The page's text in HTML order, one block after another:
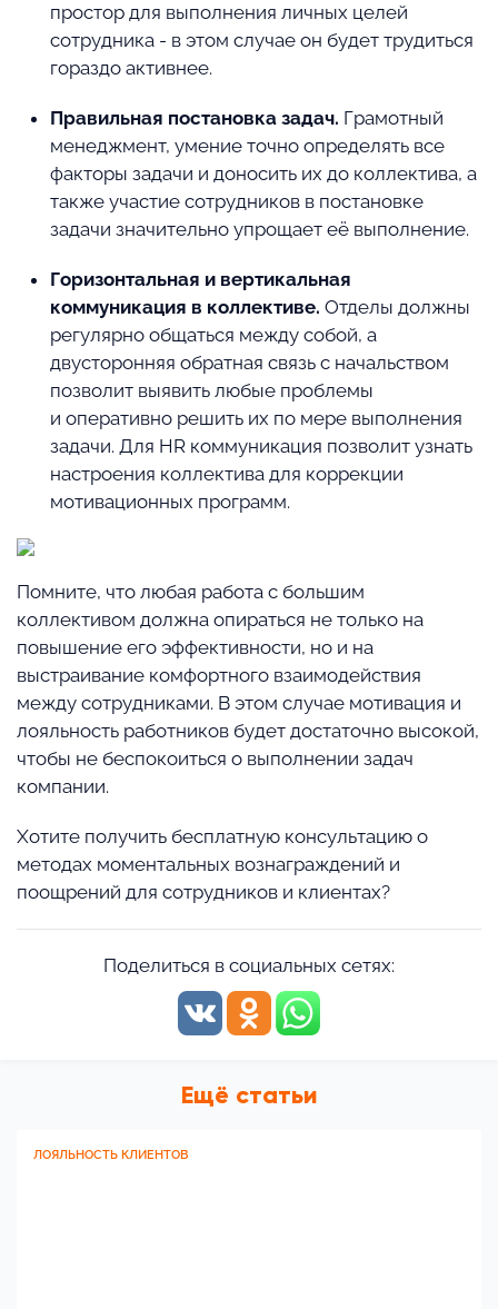
простор для выполнения личных целей
сотрудника - в этом случае он будет трудиться
гораздо активнее.
Правильная постановка задач. Грамотный
менеджмент, умение точно определять все
факторы задачи и доносить их до коллектива, а
также участие сотрудников в постановке
задачи значительно упрощает её выполнение.
Горизонтальная и вертикальная
коммуникация в коллективе. Отделы должны
регулярно общаться между собой, а
двусторонняя обратная связь с начальством
позволит выявить любые проблемы
и оперативно решить их по мере выполнения
задачи. Для HR коммуникация позволит узнать
настроения коллектива для коррекции
мотивационных программ.
Помните, что любая работа с большим
коллективом должна опираться не только на
повышение его эффективности, но и на
выстраивание комфортного взаимодействия
между сотрудниками. В этом случае мотивация и
лояльность работников будет достаточно высокой,
чтобы не беспокоиться о выполнении задач
компании.
Хотите получить бесплатную консультацию о
методах моментальных вознаграждений и
поощрений для сотрудников и клиентах?
Поделиться в социальных сетях:
Ещё статьи
ЛОЯЛЬНОСТЬ КЛИЕНТОВ